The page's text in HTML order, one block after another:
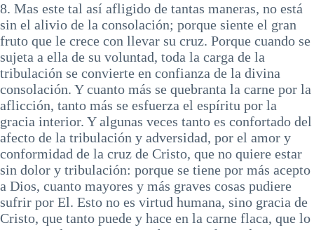
8. Mas este tal así afligido de tantas maneras, no está
sin el alivio de la consolación; porque siente el gran
fruto que le crece con llevar su cruz. Porque cuando se
sujeta a ella de su voluntad, toda la carga de la
tribulación se convierte en confianza de la divina
consolación. Y cuanto más se quebranta la carne por la
aflicción, tanto más se esfuerza el espíritu por la
gracia interior. Y algunas veces tanto es confortado del
afecto de la tribulación y adversidad, por el amor y
conformidad de la cruz de Cristo, que no quiere estar
sin dolor y tribulación: porque se tiene por más acepto
a Dios, cuanto mayores y más graves cosas pudiere
sufrir por El. Esto no es virtud humana, sino gracia de
Cristo, que tanto puede y hace en la carne flaca, que lo